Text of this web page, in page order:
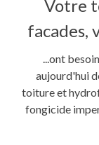
Votre
facades,
...ont
aujourd'hui
toiture et
fongicide